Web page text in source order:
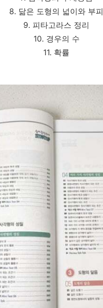
8. 닮은 도형의 넓이와 부피
9. 피타고라스 정리
10. 경우의 수
11. 확률